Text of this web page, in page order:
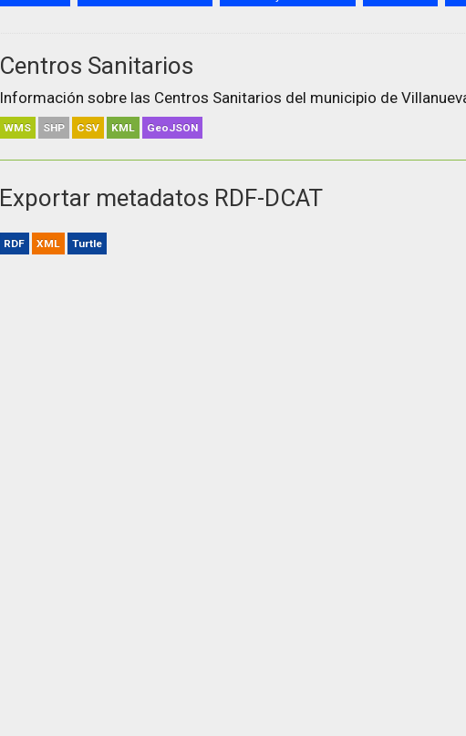
Centros Sanitarios
Información sobre las Centros Sanitarios del municipio de
WMS SHP CSV KML GeoJSON
Exportar metadatos RDF-DCAT
RDF XML Turtle